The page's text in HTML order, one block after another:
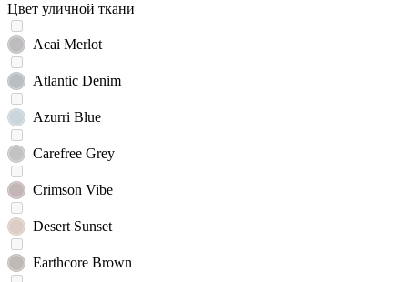
Цвет уличной ткани
Acai Merlot
Atlantic Denim
Azurri Blue
Carefree Grey
Crimson Vibe
Desert Sunset
Earthcore Brown